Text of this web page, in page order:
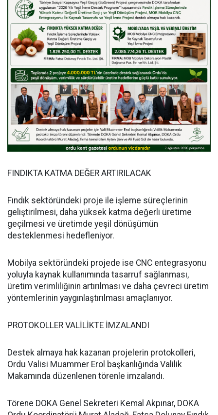
FINDIKTA KATMA DEĞER ARTIRILACAK
Fındık sektöründeki proje ile işleme süreçlerinin
geliştirilmesi, daha yüksek katma değerli üretime
geçilmesi ve üretimde yeşil dönüşümün
desteklenmesi hedefleniyor.
Mobilya sektöründeki projede ise CNC entegrasyonu
yoluyla kaynak kullanımında tasarruf sağlanması,
üretim verimliliğinin artırılması ve daha çevreci üretim
yöntemlerinin yaygınlaştırılması amaçlanıyor.
PROTOKOLLER VALİLİKTE İMZALANDI
Destek almaya hak kazanan projelerin protokolleri,
Ordu Valisi Muammer Erol başkanlığında Valilik
Makamında düzenlenen törenle imzalandı.
Törene DOKA Genel Sekreteri Kemal Akpınar, DOKA